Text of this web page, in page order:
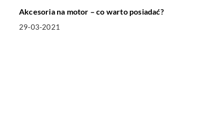
Akcesoria na motor – co warto posiadać?
29-03-2021